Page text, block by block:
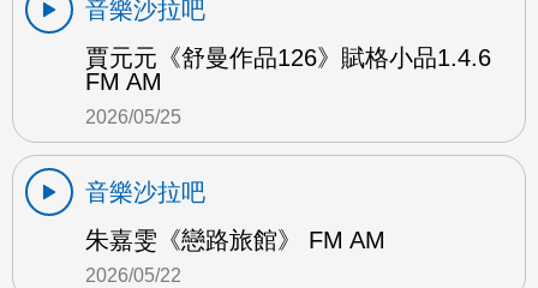
音樂沙拉吧
賈元元《舒曼作品126》賦格小品1.4.6
FM AM
2026/05/25
音樂沙拉吧
朱嘉雯《戀路旅館》 FM AM
2026/05/22